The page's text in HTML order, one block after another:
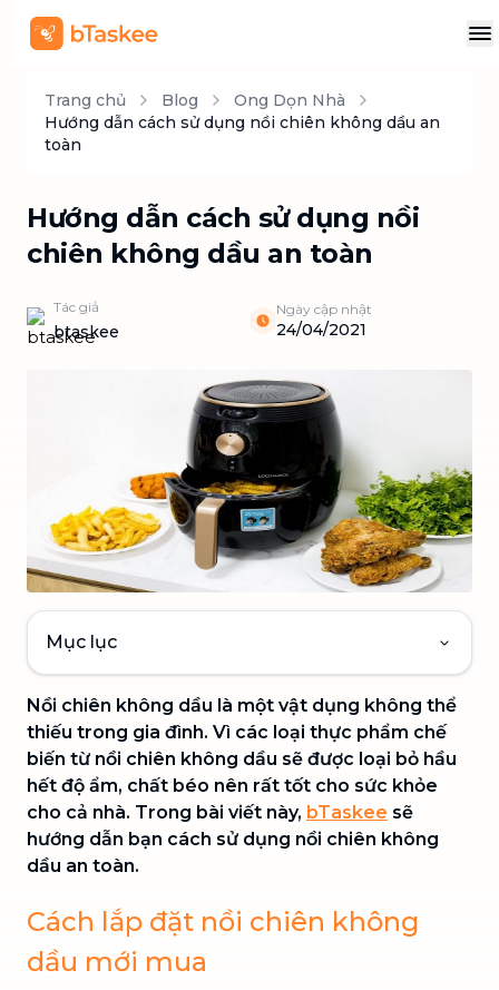
Trang chủ Blog
Ong Dọn Nhà
Hướng dẫn cách sử dụng nồi chiên không dầu an
toàn
Hướng dẫn cách sử dụng nồi
chiên không dầu an toàn
Tác giả
btaskee
Ngày cập nhật
24/04/2021
Mục lục
Nồi chiên không dầu là một vật dụng không thể
thiếu trong gia đình. Vì các loại thực phẩm chế
biến từ nồi chiên không dầu sẽ được loại bỏ hầu
hết độ ẩm, chất béo nên rất tốt cho sức khỏe
cho cả nhà. Trong bài viết này, bTaskee sẽ
hướng dẫn bạn cách sử dụng nồi chiên không
dầu an toàn.
Cách lắp đặt nồi chiên không
dầu mới mua